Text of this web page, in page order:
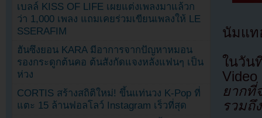
นัมแท
ในวั
ยากที่
รวมถึ
เบลล์ KISS OF LIFE เผยแต่งเพลงมาแล้วก
ว่า 1,000 เพลง แถมเคยร่วมเขียนเพลงให้ LE
SSERAFIM
ฮันซึงยอน KARA มีอาการจากปัญหาหมอน
รองกระดูกต้นคอ ต้นสังกัดแจงหลังแฟนๆ เป็น
ห่วง
CORTIS สร้างสถิติใหม่! ขึ้นแท่นวง K-Pop ที่
แตะ 15 ล้านฟอลโลว์ Instagram เร็วที่สุด